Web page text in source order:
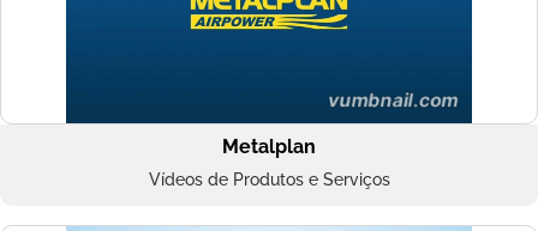
Metalplan
Vídeos de Produtos e Serviços